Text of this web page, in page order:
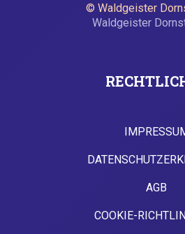
© Waldgeister
Waldgeister
AGB
COOKIE-